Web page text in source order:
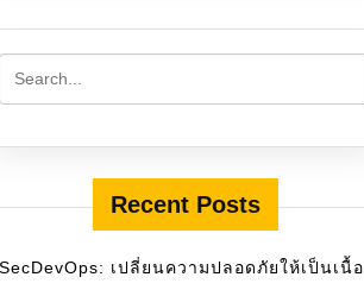
Recent Posts
SecDevOps: เปลี่ยนความปลอดภัยให้เป็นเนื้อ